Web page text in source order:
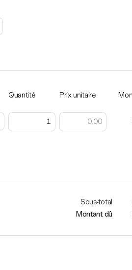
Quantité Prix unitaire
Sous-total
Montant dû